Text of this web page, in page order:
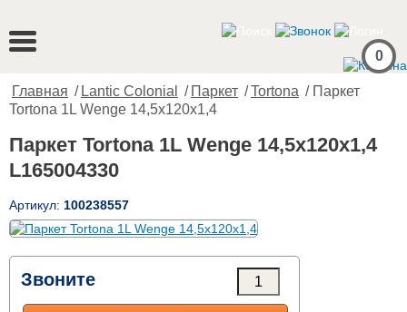
0
Главная / Lantic Colonial / Паркет /Tortona / Паркет
Tortona 1L Wenge 14,5x120x1,4
Паркет Tortona 1L Wenge 14,5x120x1,4
L165004330
Артикул: 100238557
Звоните